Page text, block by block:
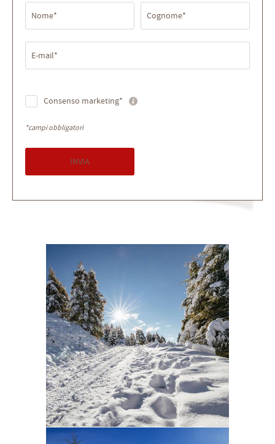
Nome* Cognome*
E-mail*
Consenso marketing*
*campi obbligatori
INVIA